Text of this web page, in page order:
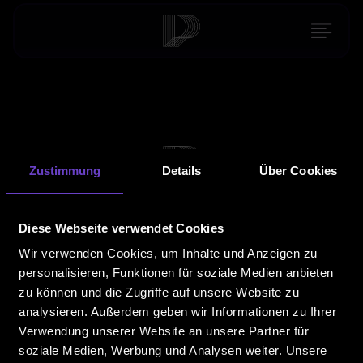
Zustimmung Details Über Cookies
Diese Webseite verwendet Cookies
Wir verwenden Cookies, um Inhalte und Anzeigen zu
personalisieren, Funktionen für soziale Medien anbieten
zu können und die Zugriffe auf unsere Website zu
analysieren. Außerdem geben wir Informationen zu Ihrer
Verwendung unserer Website an unsere Partner für
soziale Medien, Werbung und Analysen weiter. Unsere
Wir sind Umgezogen.
PERFORMANCE ONE DIALOG ist ein Teil von
PERFORMANCE ONE GmbH
Zu PERFORMANCE ONE